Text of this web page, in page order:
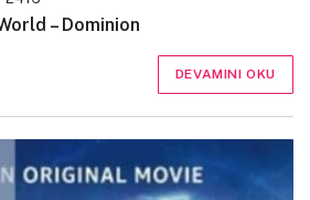
– Dominion
DEVAMINI OKU